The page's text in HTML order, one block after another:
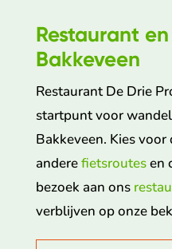
Restaurant
Bakkeveen
Restaurant De Drie
startpunt voor
Bakkeveen. Kies
anderefietsroutesen
bezoek aan ons
verblijven op onze